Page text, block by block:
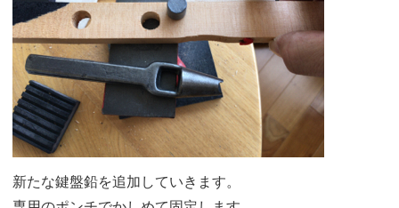
新たな鍵盤鉛を追加していきます。